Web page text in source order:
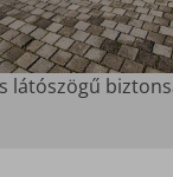
látószögű